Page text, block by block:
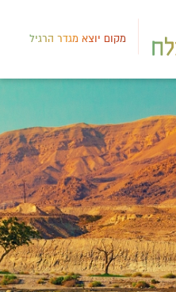
מקום יוצא מגדר הרגיל